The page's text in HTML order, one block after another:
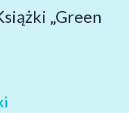
„Green